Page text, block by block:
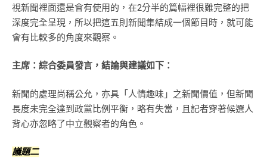
視新聞裡面還是會有使用的，在2分半的篇幅裡很難完整的把
深度完全呈現，所以把這五則新聞集結成一個節目時，就可能
會有比較多的角度來觀察。
主席：綜合委員發言，結論與建議如下：
新聞的處理尚稱公允，亦具「人情趣味」之新聞價值，但新聞
長度未完全達到政黨比例平衡，略有失當，且記者穿著候選人
背心亦忽略了中立觀察者的角色。
議題二